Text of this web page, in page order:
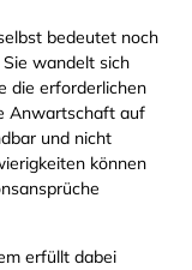
bedeutet noch
wandelt sich
die erforderlichen
Anwartschaft auf
und nicht
können
erfüllt dabei